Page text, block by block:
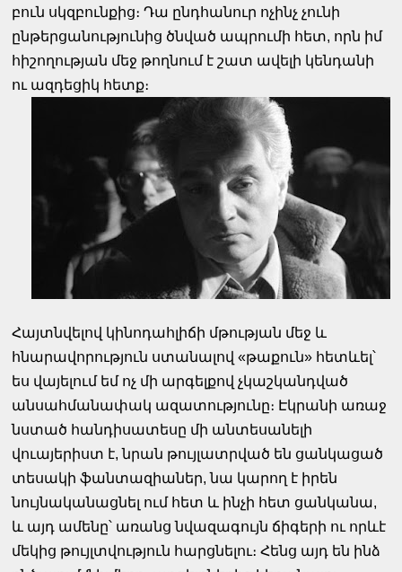
բուն սկզբունքից։ Դա ընդհանուր ոչինչ չունի
ընթերցանությունից ծնված ապրումի հետ, որն իմ
հիշողության մեջ թողնում է շատ ավելի կենդանի
ու ազդեցիկ հետք։
Հայտնվելով կինոդահլիճի մթության մեջ և
հնարավորություն ստանալով «թաքուն» հետևել՝
ես վայելում եմ ոչ մի արգելքով չկաշկանդված
անսահմանափակ ազատությունը։ Էկրանի առաջ
նստած հանդիսատեսը մի անտեսանելի
վուայերիստ է, նրան թույլատրված են ցանկացած
տեսակի ֆանտազիաներ, նա կարող է իրեն
նույնականացնել ում հետ և ինչի հետ ցանկանա,
և այդ ամենը՝ առանց նվազագույն ճիգերի ու որևէ
մեկից թույլտվություն հարցնելու։ Հենց այդ են ինձ